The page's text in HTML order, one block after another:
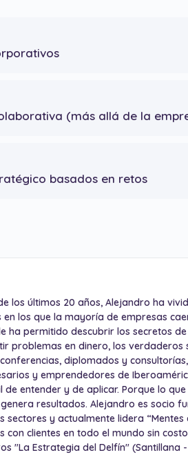
(más allá de la
basados en retos
los últimos 20 años, Alejandro ha
los que la mayoría de empresas
ha permitido descubrir los secretos
problemas en dinero, los verdaderos
diplomados y
y emprendedores de
entender y de aplicar. Porque lo
resultados. Alejandro es socio
y actualmente lidera “Mentes
clientes en todo el mundo sin
"La Estrategia del Delfín" (Santillana -